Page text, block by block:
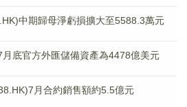
中期歸母淨虧損擴大至5588.3萬元
底官方外匯儲備資產為4478億美元
月合約銷售額約5.5億元